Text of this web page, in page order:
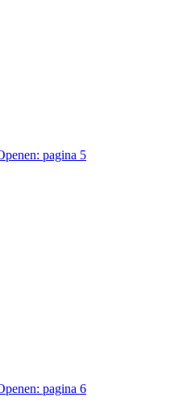
pagina 5
pagina 6